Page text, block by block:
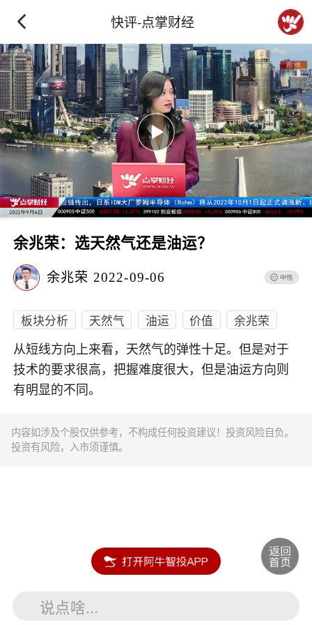
快评-点掌财经
余兆荣：选天然气还是油运？
余兆荣 2022-09-06
板块分析 天然气 油运 价值 余兆荣
从短线方向上来看，天然气的弹性十足。但是对于
技术的要求很高，把握难度很大，但是油运方向则
有明显的不同。
内容如涉及个股仅供参考，不构成任何投资建议！投资风险自负。
投资有风险，入市须谨慎。
说点啥...